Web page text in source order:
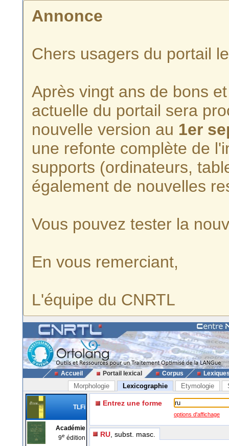
Annonce
Chers usagers du portail
Après vingt ans de bons
actuelle du portail sera
nouvelle version au 1er
une refonte complète de
supports (ordinateurs,
également de nouvelles
Vous pouvez tester la
En vous remerciant,
L'équipe du CNRTL
Accueil Portail lexical Corpus
Morphologie Lexicographie Etymologie
TLFi
Académie
9e édition
Entrez une forme
options d'affichage
RU , subst. masc.